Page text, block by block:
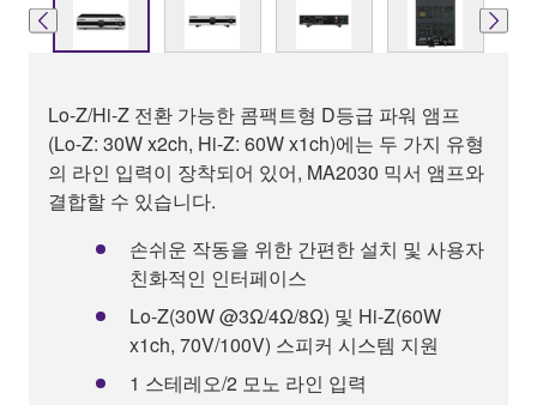
Lo-Z/Hi-Z 전환 가능한 콤팩트형 D등급 파워 앰프
(Lo-Z: 30W x2ch, Hi-Z: 60W x1ch)에는 두 가지 유형
의 라인 입력이 장착되어 있어, MA2030 믹서 앰프와
결합할 수 있습니다.
손쉬운 작동을 위한 간편한 설치 및 사용자
친화적인 인터페이스
Lo-Z(30W @3Ω/4Ω/8Ω) 및 Hi-Z(60W
x1ch, 70V/100V) 스피커 시스템 지원
1 스테레오/2 모노 라인 입력